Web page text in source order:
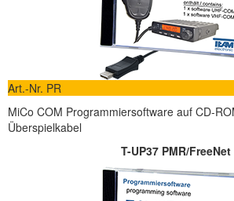
Art.-Nr. PR
MiCo COM Programmiersoftware auf CD-
Überspielkabel
T-UP37 PMR/FreeNet